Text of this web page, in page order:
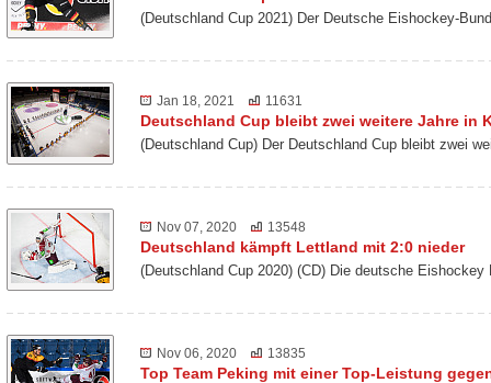
(Deutschland Cup 2021) Der Deutsche Eishockey-
Jan 18, 2021 11631
Deutschland Cup bleibt zwei weitere Jahre in
(Deutschland Cup) Der Deutschland Cup bleibt zwei
Nov 07, 2020 13548
Deutschland kämpft Lettland mit 2:0 nieder
(Deutschland Cup 2020) (CD) Die deutsche
Nov 06, 2020 13835
Top Team Peking mit einer Top-Leistung